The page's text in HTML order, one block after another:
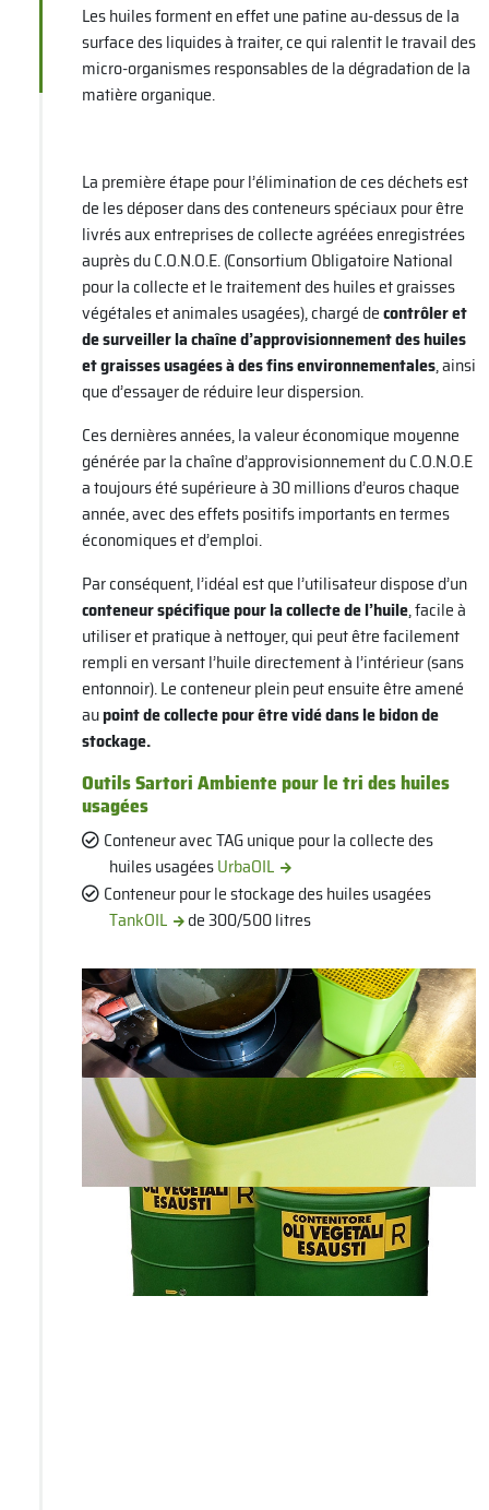
Les huiles forment en effet une patine au-dessus de la
surface des liquides à traiter, ce qui ralentit le travail des
micro-organismes responsables de la dégradation de la
matière organique.
La première étape pour l’élimination de ces déchets est
de les déposer dans des conteneurs spéciaux pour être
livrés aux entreprises de collecte agréées enregistrées
auprès du C.O.N.O.E. (Consortium Obligatoire National
pour la collecte et le traitement des huiles et graisses
végétales et animales usagées), chargé decontrôler et
de surveiller la chaîne d’approvisionnement des huiles
et graisses usagées à des fins environnementales, ainsi
que d’essayer de réduire leur dispersion.
Ces dernières années, la valeur économique moyenne
générée par la chaîne d’approvisionnement du C.O.N.O.E
a toujours été supérieure à 30 millions d’euros chaque
année, avec des effets positifs importants en termes
économiques et d’emploi.
Par conséquent, l’idéal est que l’utilisateur dispose d’un
conteneur spécifique pour la collecte de l’huile, facile à
utiliser et pratique à nettoyer, qui peut être facilement
rempli en versant l’huile directement à l’intérieur (sans
entonnoir). Le conteneur plein peut ensuite être amené
aupoint de collecte pour être vidé dans le bidon de
stockage.
Outils Sartori Ambiente pour le tri des huiles
usagées
Conteneur avec TAG unique pour la collecte des
huiles usagéesUrbaOIL
Conteneur pour le stockage des huiles usagées
TankOIL
de 300/500 litres